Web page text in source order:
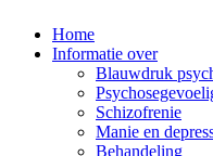
Main
Navigation
Home
Informatie over
Blauwdruk
Schizofrenie
Manie en
Behandeling